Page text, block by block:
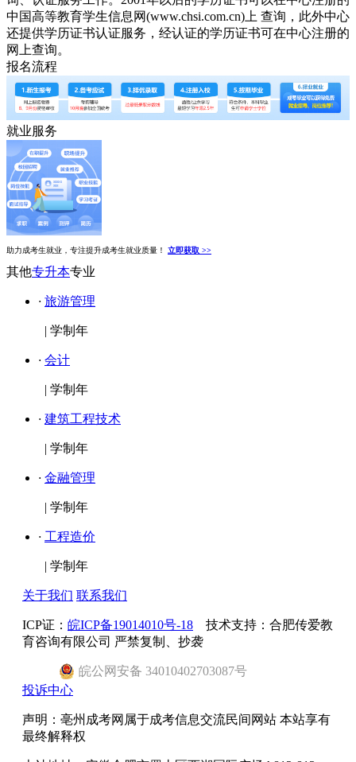
中国高等教育学生信息网(www.chsi.com.cn)上 查询，此外中心
还提供学历证书认证服务，经认证的学历证书可在中心注册的
网上查询。
报名流程
就业服务
助力成考生就业，专注提升成考生就业质量！ 立即获取 >>
其他专升本专业
· 旅游管理
| 学制年
· 会计
| 学制年
· 建筑工程技术
| 学制年
· 金融管理
| 学制年
· 工程造价
| 学制年
关于我们 联系我们
ICP证： 皖ICP备19014010号-18 技术支持：合肥传爱教
育咨询有限公司 严禁复制、抄袭
皖公网安备 34010402703087号
投诉中心
声明：亳州成考网属于成考信息交流民间网站 本站享有
最终解释权